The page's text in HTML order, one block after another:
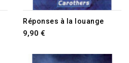
RUPTURE DE STOCK
Réponses à la louange
9,90 €